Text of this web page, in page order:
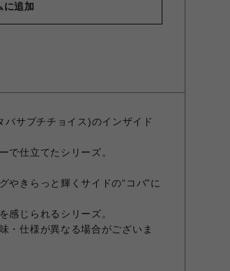
に追加
サプチチョイス)のインザイド
で仕立てたシリーズ。
やきらっと輝くサイドの“コバ”に
感じられるシリーズ。
・仕様が異なる場合がございま